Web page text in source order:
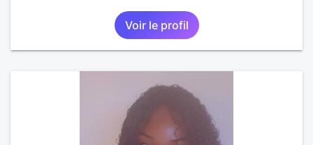
Voir le profil